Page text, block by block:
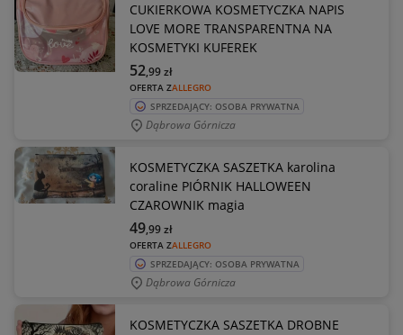
CUKIERKOWA KOSMETYCZKA NAPIS
LOVE MORE TRANSPARENTNA NA
KOSMETYKI KUFEREK
OFERTA ZALLEGRO
52,99zł
SPRZEDAJĄCY: OSOBA PRYWATNA
Dąbrowa Górnicza
KOSMETYCZKA SASZETKA karolina
coraline PIÓRNIK HALLOWEEN
CZAROWNIK magia
OFERTA ZALLEGRO
49,99zł
SPRZEDAJĄCY: OSOBA PRYWATNA
Dąbrowa Górnicza
KOSMETYCZKA SASZETKA DROBNE